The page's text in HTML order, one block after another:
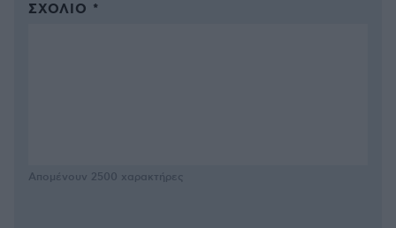
ΣΧΌΛΙΟ *
Απομένουν 2500 χαρακτήρες